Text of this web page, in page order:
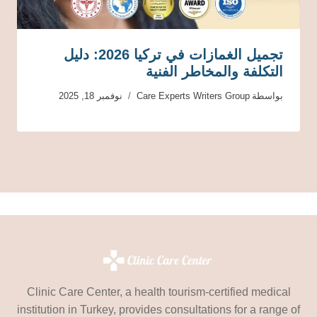
تجميل الغمازات في تركيا 2026: دليل
التكلفة والمخاطر الفنية
بواسطة Care Experts Writers Group نوفمبر 18, 2025
Clinic Care Center, a health tourism-certified medical
institution in Turkey, provides consultations for a range of